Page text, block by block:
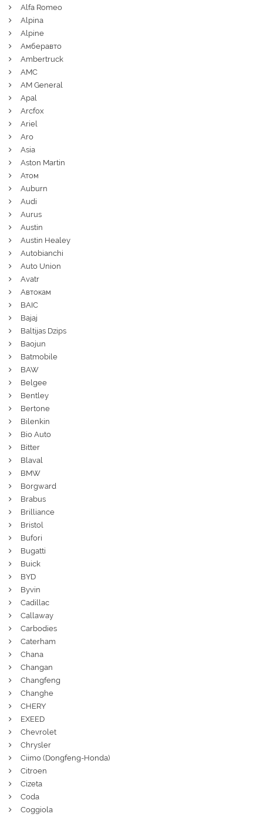
Alfa Romeo
Alpina
Alpine
Амберавто
Ambertruck
AMC
AM General
Apal
Arcfox
Ariel
Aro
Asia
Aston Martin
Атом
Auburn
Audi
Aurus
Austin
Austin Healey
Autobianchi
Auto Union
Avatr
Автокам
BAIC
Bajaj
Baltijas Dzips
Baojun
Batmobile
BAW
Belgee
Bentley
Bertone
Bilenkin
Bio Auto
Bitter
Blaval
BMW
Borgward
Brabus
Brilliance
Bristol
Bufori
Bugatti
Buick
BYD
Byvin
Cadillac
Callaway
Carbodies
Caterham
Chana
Changan
Changfeng
Changhe
CHERY
EXEED
Chevrolet
Chrysler
Ciimo (Dongfeng-Honda)
Citroen
Cizeta
Coda
Coggiola